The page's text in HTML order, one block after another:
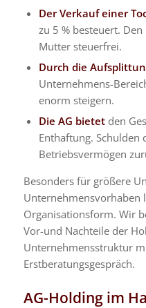
Der Verkauf einer
zu 5 % besteuert.
Mutter steuerfrei.
Durch die
Unternehmens-
enorm steigern.
Die AG bietetden
Enthaftung.
Betriebsvermögen
Besonders für größere
Unternehmensvorhaben
Organisationsform. Wir
Vor-und Nachteile der
Unternehmensstruktur
Erstberatungsgespräch.
AG-Holding im